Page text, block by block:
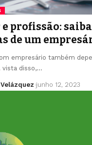
e profissão:
de um
empresário também
vista disso,…
junho 12, 2023